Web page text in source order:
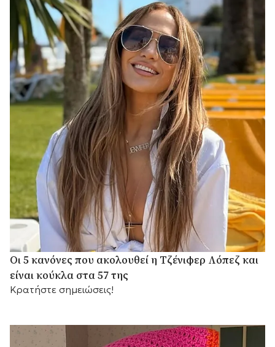
Οι 5 κανόνες που ακολουθεί η Τζένιφερ Λόπεζ και
είναι κούκλα στα 57 της
Κρατήστε σημειώσεις!